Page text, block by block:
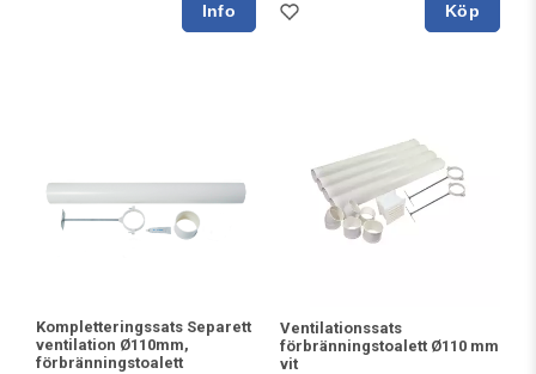
Köp
Kompletteringssats Separett
ventilation Ø110mm,
förbränningstoalett
Ventilationssats
förbränningstoalett Ø110 mm
vit